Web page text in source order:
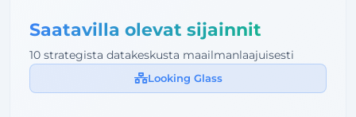
Saatavilla olevat sijainnit
10 strategista datakeskusta maailmanlaajuisesti
Looking Glass